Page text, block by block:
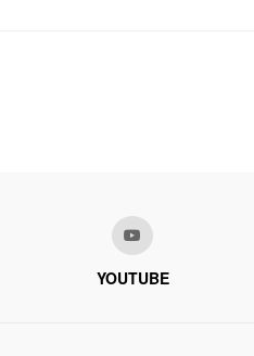
YOUTUBE